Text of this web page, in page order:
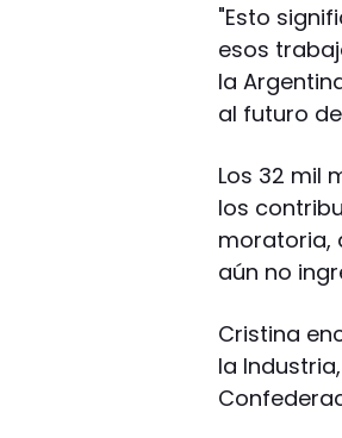
"Esto
esos
la
al futuro
Los 32 mil
los
moratoria,
aún no
Cristina
la